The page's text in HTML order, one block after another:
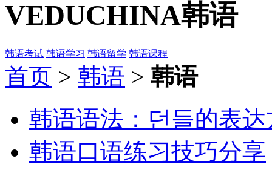
VEDUCHINA韩语
韩语考试 韩语学习 韩语留学 韩语课程
首页 > 韩语 > 韩语
韩语语法：던들的表达
韩语口语练习技巧分享